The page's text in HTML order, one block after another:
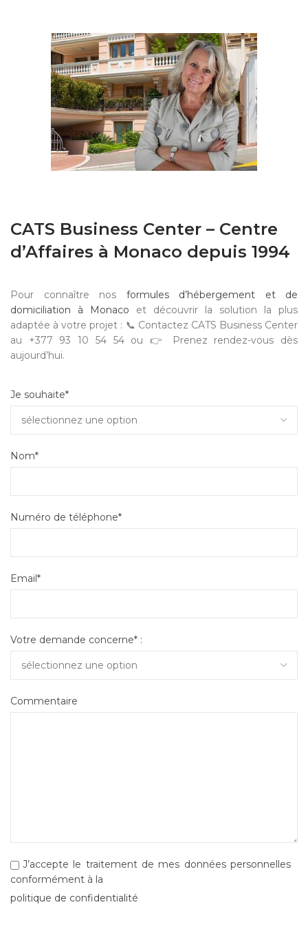
CATS Business Center – Centre
d’Affaires à Monaco depuis 1994
Pour connaître nos formules d’hébergement et de
domiciliation à Monaco et découvrir la solution la plus
adaptée à votre projet : 📞 Contactez CATS Business Center
au +377 93 10 54 54 ou 👉 Prenez rendez-vous dès
aujourd’hui.
Je souhaite*
Nom*
Numéro de téléphone*
Email*
Votre demande concerne* :
Commentaire
J’accepte le traitement de mes données personnelles
conformément à la
politique de confidentialité